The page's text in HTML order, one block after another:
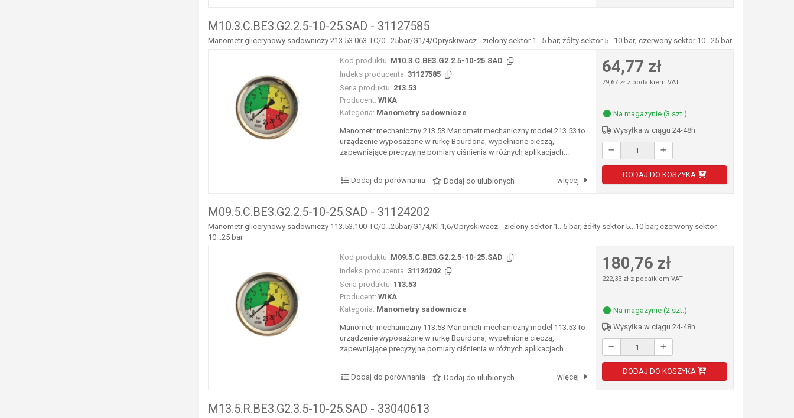
M10.3.C.BE3.G2.2.5-10-25.SAD - 31127585
Manometr glicerynowy sadowniczy 213.53.063-TC/0...25bar/G1/4/Opryskiwacz - zielony sektor 1...5 bar; żółty sektor 5...10 bar; czerwony sektor 10...25 bar
Kod produktu: M10.3.C.BE3.G2.2.5-10-25.SAD
Indeks producenta: 31127585
Seria produktu: 213.53
Producent: WIKA
Kategoria: Manometry sadownicze
Manometr mechaniczny 213.53 Manometr mechaniczny model 213.53 to
urządzenie wyposażone w rurkę Bourdona, wypełnione cieczą,
zapewniające precyzyjne pomiary ciśnienia w różnych aplikacjach...
Dodaj do porównania Dodaj do ulubionych więcej
64,77 zł
79,67 zł z podatkiem VAT
Na magazynie (3 szt.)
Wysyłka w ciągu 24-48h
DODAJ DO KOSZYKA
M09.5.C.BE3.G2.2.5-10-25.SAD - 31124202
Manometr glicerynowy sadowniczy 113.53.100-TC/0...25bar/G1/4/Kl.1,6/Opryskiwacz - zielony sektor 1...5 bar; żółty sektor 5...10 bar; czerwony sektor
10...25 bar
Kod produktu: M09.5.C.BE3.G2.2.5-10-25.SAD
Indeks producenta: 31124202
Seria produktu: 113.53
Producent: WIKA
Kategoria: Manometry sadownicze
Manometr mechaniczny 113.53 Manometr mechaniczny model 113.53 to
urządzenie wyposażone w rurkę Bourdona, wypełnione cieczą,
zapewniające precyzyjne pomiary ciśnienia w różnych aplikacjach...
Dodaj do porównania Dodaj do ulubionych więcej
180,76 zł
222,33 zł z podatkiem VAT
Na magazynie (2 szt.)
Wysyłka w ciągu 24-48h
DODAJ DO KOSZYKA
M13.5.R.BE3.G2.3.5-10-25.SAD - 33040613